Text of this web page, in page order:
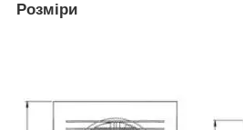
Розміри